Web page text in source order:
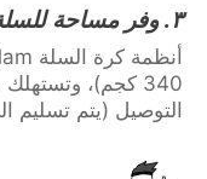
٣. وفر مساحة للسلة الخاصة بك
340 كجم)،
التوصيل (يتم تسليم